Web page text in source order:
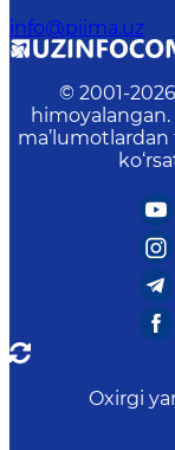
info@piima.uz
© 2001-2026
Oxirgi